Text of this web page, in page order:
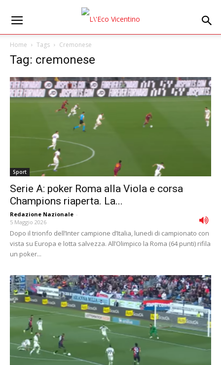
Home Tags Cremonese
Tag: cremonese
Sport
Serie A: poker Roma alla Viola e corsa
Champions riaperta. La...
Redazione Nazionale -
5 Maggio 2026
Dopo il trionfo dell’Inter campione d’Italia, lunedi di campionato con
vista su Europa e lotta salvezza. All’Olimpico la Roma (64 punti) rifila
un poker...